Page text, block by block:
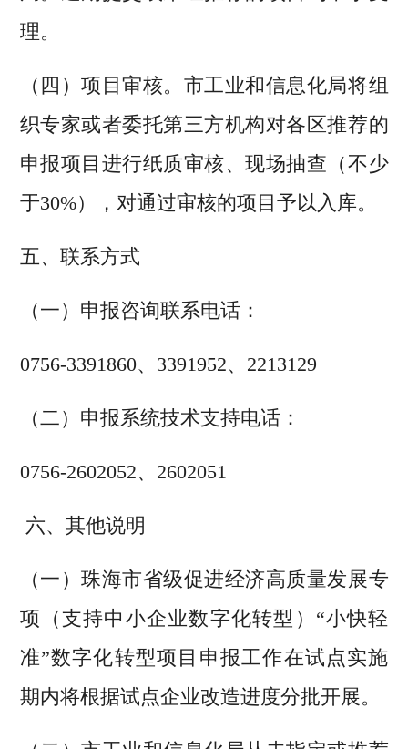
理。
（四）项目审核。市工业和信息化局将组
织专家或者委托第三方机构对各区推荐的
申报项目进行纸质审核、现场抽查（不少
于30%），对通过审核的项目予以入库。
五、联系方式
（一）申报咨询联系电话：
0756-3391860、3391952、2213129
（二）申报系统技术支持电话：
0756-2602052、2602051
六、其他说明
（一）珠海市省级促进经济高质量发展专
项（支持中小企业数字化转型）“小快轻
准”数字化转型项目申报工作在试点实施
期内将根据试点企业改造进度分批开展。